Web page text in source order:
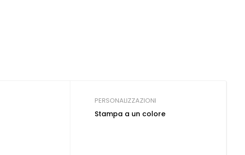
PERSONALIZZAZIONI
Stampa a un colore